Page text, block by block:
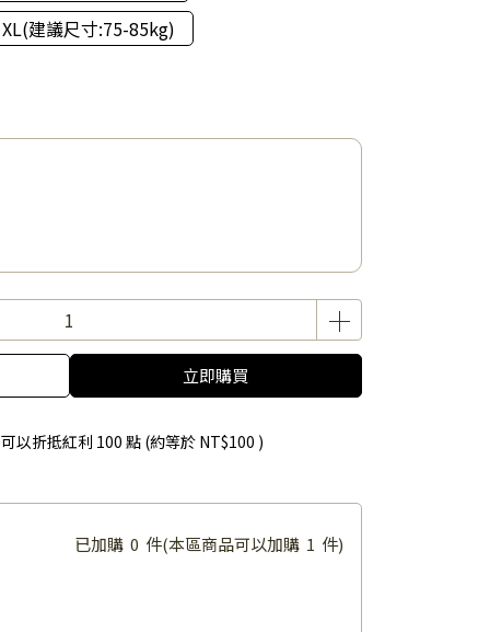
XL(建議尺寸:75-85kg)
立即購買
以折抵紅利 100 點 (約等於 NT$100 )
已加購 0 件(本區商品可以加購 1 件)